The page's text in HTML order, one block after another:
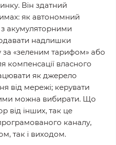
Він здатний
як автономний
акумуляторними
надлишки
за «зеленим тарифом» або
компенсації власного
як джерело
від мережі; керувати
можна вибирати. Що
від інших, так це
каналу,
так і виходом.